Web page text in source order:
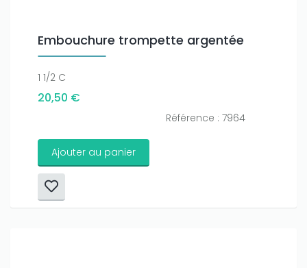
Embouchure trompette argentée
1 1/2 C
20,50 €
Référence : 7964
Ajouter au panier